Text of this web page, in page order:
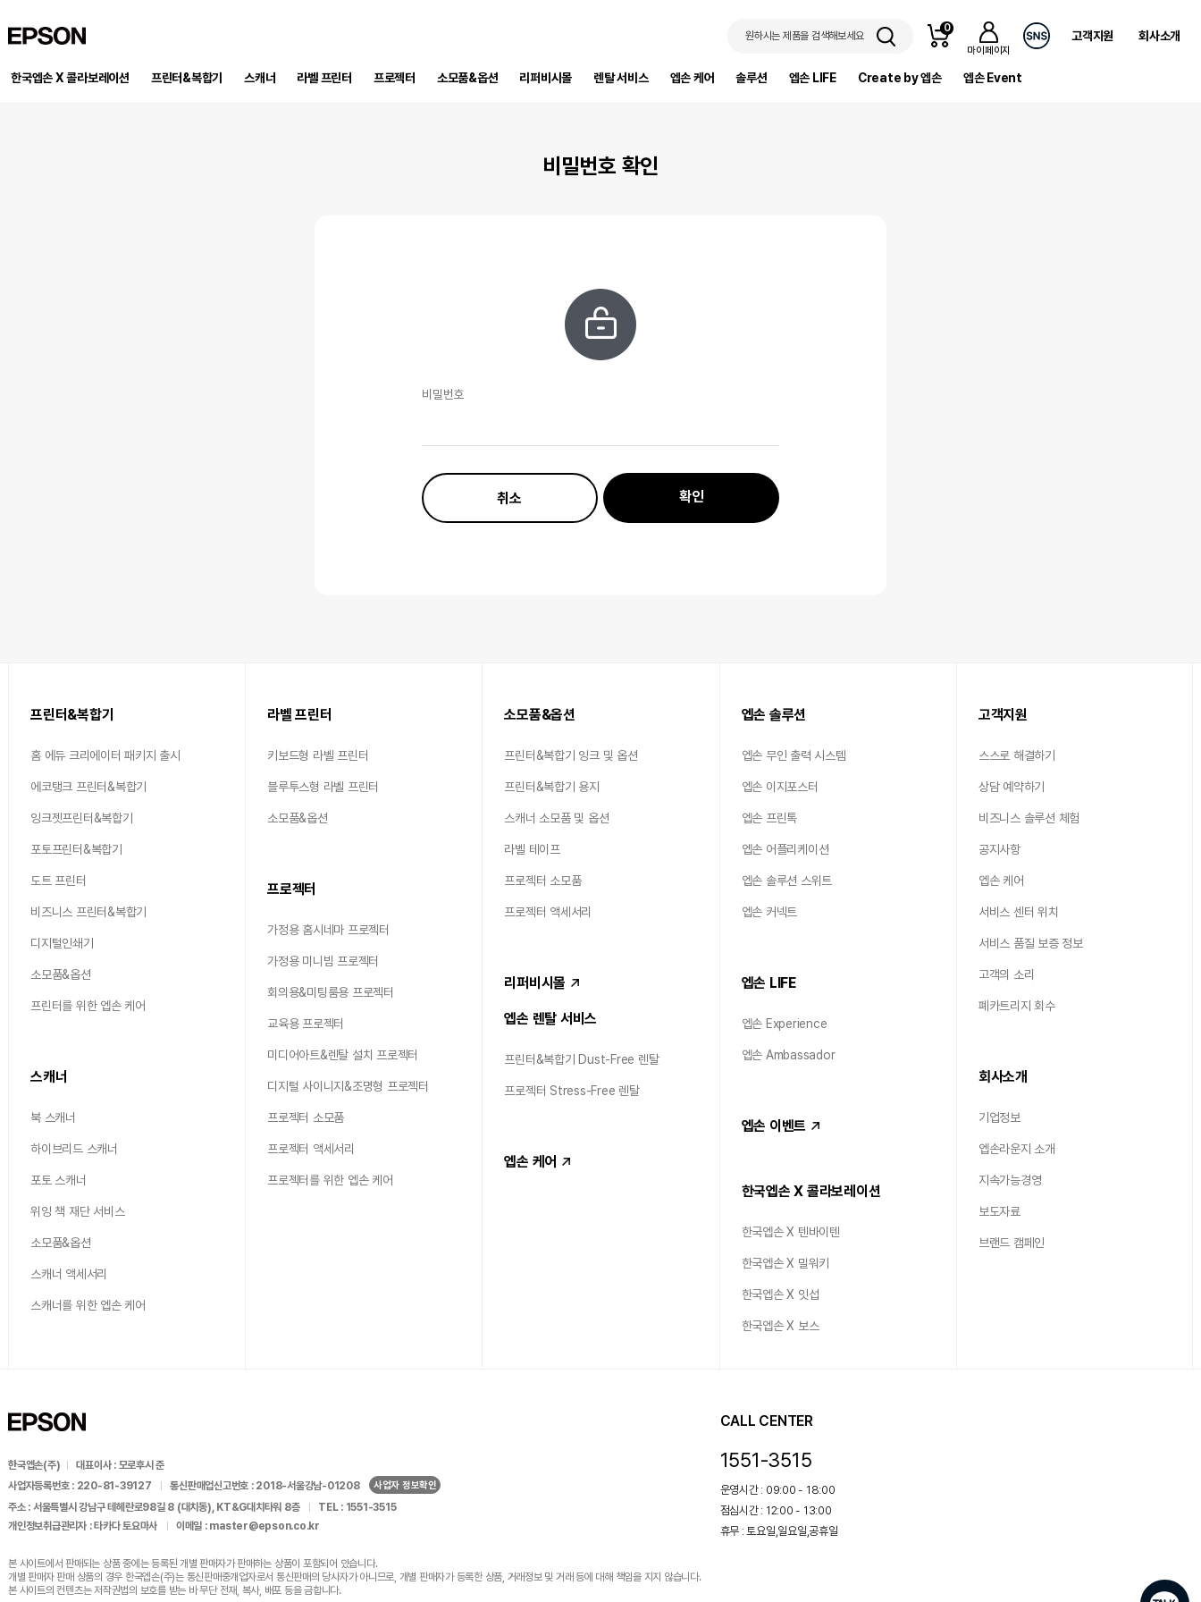
원하시는 제품을 검색해보세요
0
마이페이지
고객지원 회사소개
한국엡손 X 콜라보레이션 프린터&복합기 스캐너 라벨 프린터 프로젝터 소모품&옵션 리퍼비시몰 렌탈 서비스 엡손 케어 솔루션 엡손 LIFE Create by 엡손 엡손 Event
비밀번호 확인
비밀번호
취소 확인
프린터&복합기
홈 에듀 크리에이터 패키지 출시
에코탱크 프린터&복합기
잉크젯프린터&복합기
포토프린터&복합기
도트 프린터
비즈니스 프린터&복합기
디지털인쇄기
소모품&옵션
프린터를 위한 엡손 케어
스캐너
북 스캐너
하이브리드 스캐너
포토 스캐너
위잉 책 재단 서비스
소모품&옵션
스캐너 액세서리
스캐너를 위한 엡손 케어
라벨 프린터
키보드형 라벨 프린터
블루투스형 라벨 프린터
소모품&옵션
프로젝터
가정용 홈시네마 프로젝터
가정용 미니빔 프로젝터
회의용&미팅룸용 프로젝터
교육용 프로젝터
미디어아트&렌탈 설치 프로젝터
디지털 사이니지&조명형 프로젝터
프로젝터 소모품
프로젝터 액세서리
프로젝터를 위한 엡손 케어
소모품&옵션
프린터&복합기 잉크 및 옵션
프린터&복합기 용지
스캐너 소모품 및 옵션
라벨 테이프
프로젝터 소모품
프로젝터 액세서리
리퍼비시몰
엡손 렌탈 서비스
프린터&복합기 Dust-Free 렌탈
프로젝터 Stress-Free 렌탈
엡손 케어
엡손 솔루션
엡손 무인 출력 시스템
엡손 이지포스터
엡손 프린톡
엡손 어플리케이션
엡손 솔루션 스위트
엡손 커넥트
엡손 LIFE
엡손 Experience
엡손 Ambassador
엡손 이벤트
한국엡손 X 콜라보레이션
한국엡손 X 텐바이텐
한국엡손 X 밀워키
한국엡손 X 잇섭
한국엡손 X 보스
고객지원
스스로 해결하기
상담 예약하기
비즈니스 솔루션 체험
공지사항
엡손 케어
서비스 센터 위치
서비스 품질 보증 정보
고객의 소리
폐카트리지 회수
회사소개
기업정보
엡손라운지 소개
지속가능경영
보도자료
브랜드 캠페인
한국엡손(주)
대표이사 : 모로후시 준
사업자등록번호 : 220-81-39127
통신판매업신고번호 : 2018-서울강남-01208 사업자 정보확인
주소 : 서울특별시 강남구 테헤란로98길 8 (대치동), KT&G대치타워 8층
TEL : 1551-3515
개인정보취급관리자 : 타카다 토요마사
이메일 : master@epson.co.kr
본 사이트에서 판매되는 상품 중에는 등록된 개별 판매자가판매하는 상품이 포함되어 있습니다.
개별 판매자 판매 상품의 경우 한국엡손(주)는 통신판매중개업자로서 통신판매의 당사자가 아니므로, 개별 판매자가 등록한 상품, 거래정보 및 거래 등에 대해 책임을 지지 않습니다.
본 사이트의 컨텐츠는 저작권법의 보호를 받는 바무단 전재, 복사, 배포 등을 금합니다.
CALL CENTER
1551-3515
운영시간 : 09:00 - 18:00
점심시간 : 12:00 - 13:00
휴무 : 토요일,일요일,공휴일